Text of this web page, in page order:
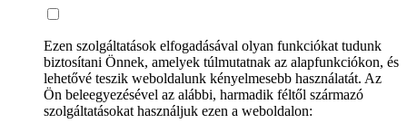
Ezen szolgáltatások elfogadásával olyan funkciókat tudunk
biztosítani Önnek, amelyek túlmutatnak az alapfunkciókon, és
lehetővé teszik weboldalunk kényelmesebb használatát. Az
Ön beleegyezésével az alábbi, harmadik féltől származó
szolgáltatásokat használjuk ezen a weboldalon: